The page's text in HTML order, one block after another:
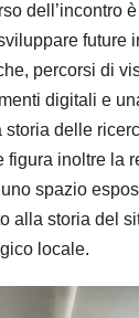
dell’incontro
future
percorsi di
digitali e
storia delle
figura inoltre la
spazio
alla storia del
locale.